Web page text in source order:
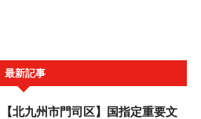
最新記事
【北九州市門司区】国指定重要文